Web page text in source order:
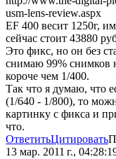
usm-lens-review.aspx
EF 400 весит 1250г,
сейчас стоит 43880
Это фикс, но он без
снимаю 99% снимков
короче чем 1/400.
Так что я думаю, что
(1/640 - 1/800), то
картинку с фикса и
что.
ОтветитьЦитировать
13 мар. 2011 г.,